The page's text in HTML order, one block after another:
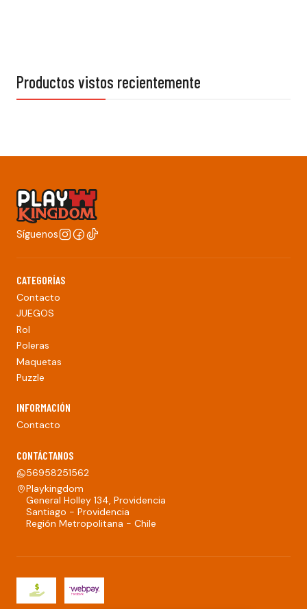
Productos vistos recientemente
Síguenos
CATEGORÍAS
Contacto
JUEGOS
Rol
Poleras
Maquetas
Puzzle
INFORMACIÓN
Contacto
CONTÁCTANOS
56958251562
Playkingdom
General Holley 134, Providencia
Santiago - Providencia
Región Metropolitana - Chile